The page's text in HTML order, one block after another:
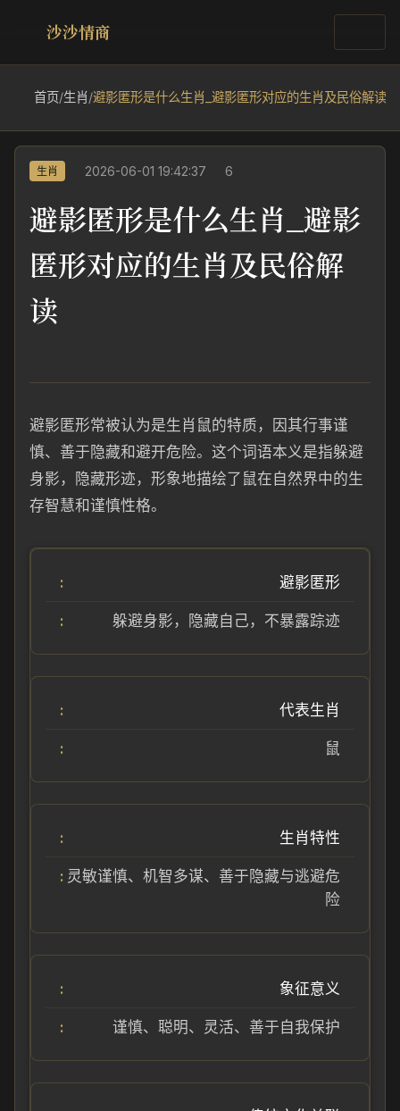
沙沙情商
首页/生肖/避影匿形是什么生肖_避影匿形对应的生肖及民俗解读
生肖 2026-06-01 19:42:37 6
避影匿形是什么生肖_避影
匿形对应的生肖及民俗解
读
避影匿形常被认为是生肖鼠的特质，因其行事谨
慎、善于隐藏和避开危险。这个词语本义是指躲避
身影，隐藏形迹，形象地描绘了鼠在自然界中的生
存智慧和谨慎性格。
避影匿形
躲避身影，隐藏自己，不暴露踪迹
代表生肖
鼠
生肖特性
灵敏谨慎、机智多谋、善于隐藏与逃避危
险
象征意义
谨慎、聪明、灵活、善于自我保护